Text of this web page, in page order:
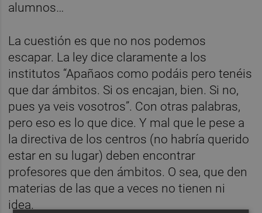
alumnos…
La cuestión es que no nos podemos
escapar. La ley dice claramente a los
institutos “Apañaos como podáis pero tenéis
que dar ámbitos. Si os encajan, bien. Si no,
pues ya veis vosotros”. Con otras palabras,
pero eso es lo que dice. Y mal que le pese a
la directiva de los centros (no habría querido
estar en su lugar) deben encontrar
profesores que den ámbitos. O sea, que den
materias de las que a veces no tienen ni
idea.